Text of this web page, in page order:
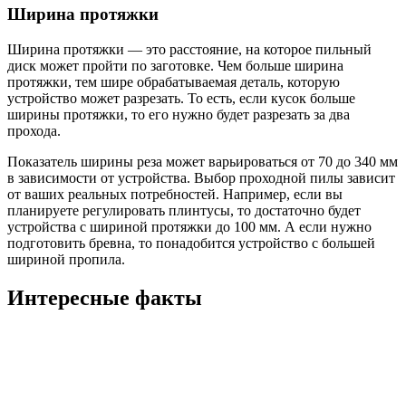
Ширина протяжки
Ширина протяжки — это расстояние, на которое пильный
диск может пройти по заготовке. Чем больше ширина
протяжки, тем шире обрабатываемая деталь, которую
устройство может разрезать. То есть, если кусок больше
ширины протяжки, то его нужно будет разрезать за два
прохода.
Показатель ширины реза может варьироваться от 70 до 340 мм
в зависимости от устройства. Выбор проходной пилы зависит
от ваших реальных потребностей. Например, если вы
планируете регулировать плинтусы, то достаточно будет
устройства с шириной протяжки до 100 мм. А если нужно
подготовить бревна, то понадобится устройство с большей
шириной пропила.
Интересные факты